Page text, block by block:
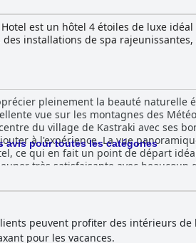
est un hôtel 4 étoiles de luxe
installations de spa
pleinement la beauté naturelle
vue sur les montagnes des
du village de Kastraki avec ses
à l'expérience. La vue
ce qui en fait un point de départ
très satisfaisante avec beaucoup
décorées avec une vue imprenable
un hôtel propre et bien
mais certains clients ont
ou des frais supplémentaires
une vue imprenable sur les rochers
avis pour toutes les catégories
peuvent profiter des intérieurs
pour les vacances.